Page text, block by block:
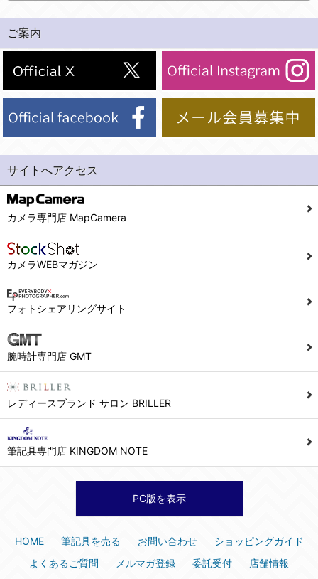
ご案内
サイトへアクセス
カメラ専門店 MapCamera
カメラWEBマガジン
フォトシェアリングサイト
腕時計専門店 GMT
レディースブランド サロン BRILLER
筆記具専門店 KINGDOM NOTE
PC版を表示
HOME 筆記具を売る お問い合わせ
ショッピングガイド
よくあるご質問
メルマガ登録 委託受付 店舗情報